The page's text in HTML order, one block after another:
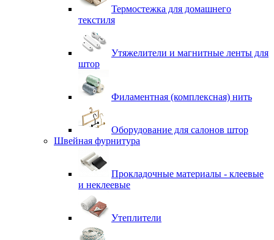
Термостежка для домашнего
текстиля
Утяжелители и магнитные ленты для
штор
Филаментная (комплексная) нить
Оборудование для салонов штор
Швейная фурнитура
Прокладочные материалы - клеевые
и неклеевые
Утеплители